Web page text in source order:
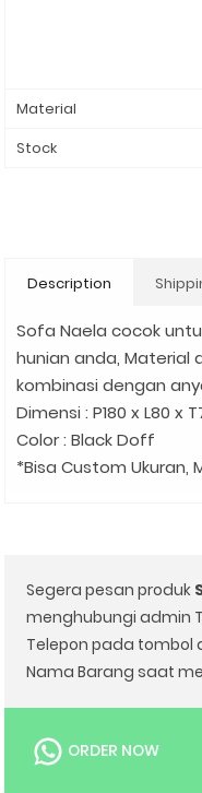
Material
Stock
Description
Sofa Naela cocok
hunian anda, Material
kombinasi dengan
Dimensi : P180 x L80 x
Color : Black Doff
*Bisa Custom Ukuran,
Segera pesan produk
menghubungi admin
Telepon pada tombol
Nama Barang saat
ORDER NOW